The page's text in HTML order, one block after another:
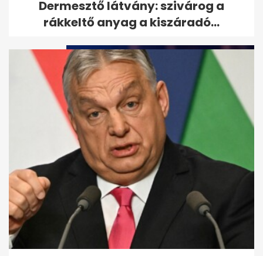
átvilágítása, jön a nyilvános...
Vitézy: 65 ezres jegyeladás
Balázs DJ-szettjére, mint
Puskás...
Dermesztő látvány: szivárog a
rákkeltő anyag a kiszáradó...